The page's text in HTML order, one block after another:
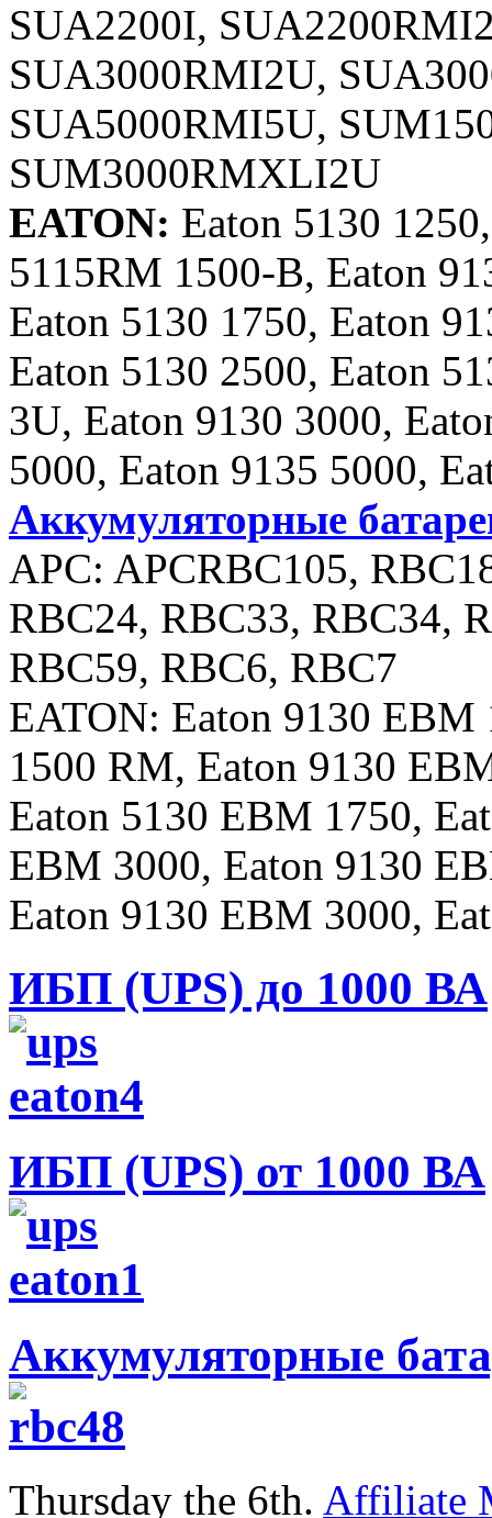
SUA2200I,
SUA3000RMI2U,
SUA5000RMI5U,
SUM3000RMXLI2U
EATON: Eaton 5130
5115RM 1500-B, Eaton
Eaton 5130 1750, Eaton
Eaton 5130 2500, Eaton
3U, Eaton 9130 3000,
5000, Eaton 9135 5000,
Аккумуляторные
APC: APCRBC105,
RBC24, RBC33, RBC34,
RBC59, RBC6, RBC7
EATON: Eaton 9130
1500 RM, Eaton 9130
Eaton 5130 EBM 1750,
EBM 3000, Eaton 9130
Eaton 9130 EBM 3000,
ИБП (UPS) до 1000 ВА
ИБП (UPS) от 1000 ВА
Аккумуляторные
Thursday the 6th. Affiliate